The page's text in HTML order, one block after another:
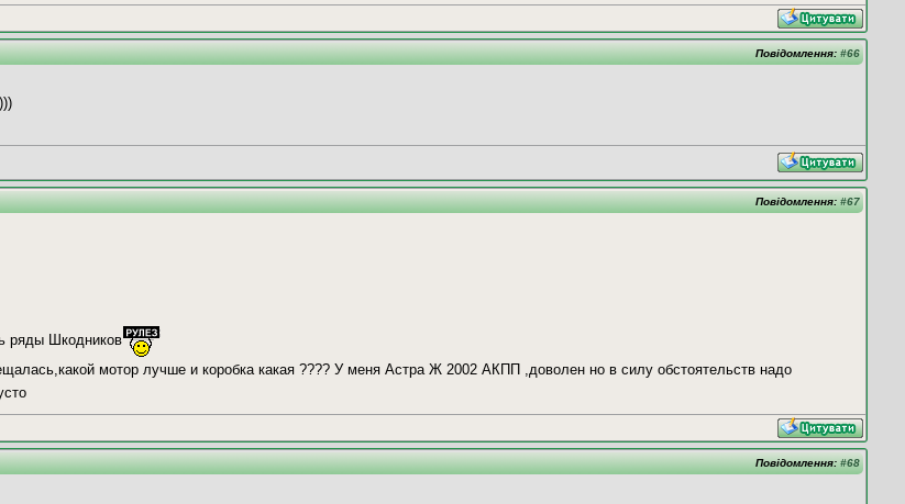
Повідомлення: #66
Повідомлення: #67
ряды Шкодников
мотор лучше и коробка какая ???? У меня Астра Ж 2002 АКПП ,доволен но в силу обстоятельств надо
Повідомлення: #68